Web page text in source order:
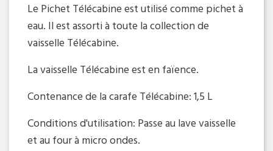
Le Pichet Télécabine est utilisé comme pichet à
eau. Il est assorti à toute la collection de
vaisselle Télécabine.
La vaisselle Télécabine est en faïence.
Contenance de la carafe Télécabine: 1,5 L
Conditions d'utilisation: Passe au lave vaisselle
et au four à micro ondes.